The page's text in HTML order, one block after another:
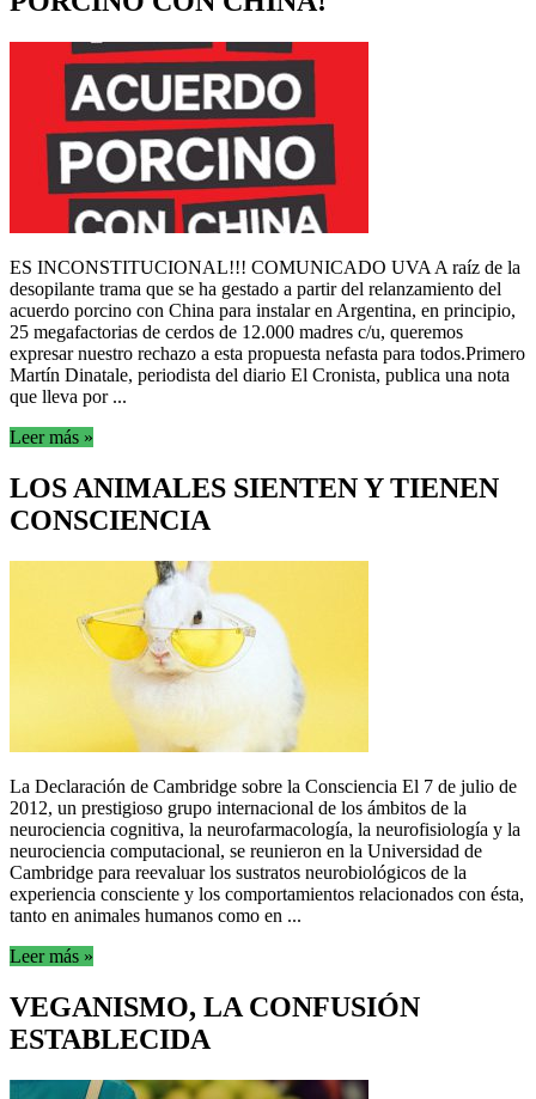
ES INCONSTITUCIONAL!!! COMUNICADO UVA A raíz de la
desopilante trama que se ha gestado a partir del relanzamiento del
acuerdo porcino con China para instalar en Argentina, en principio,
25 megafactorias de cerdos de 12.000 madres c/u, queremos
expresar nuestro rechazo a esta propuesta nefasta para todos.Primero
Martín Dinatale, periodista del diario El Cronista, publica una nota
que lleva por ...
Leer más »
LOS ANIMALES SIENTEN Y TIENEN
CONSCIENCIA
La Declaración de Cambridge sobre la Consciencia El 7 de julio de
2012, un prestigioso grupo internacional de los ámbitos de la
neurociencia cognitiva, la neurofarmacología, la neurofisiología y la
neurociencia computacional, se reunieron en la Universidad de
Cambridge para reevaluar los sustratos neurobiológicos de la
experiencia consciente y los comportamientos relacionados con ésta,
tanto en animales humanos como en ...
Leer más »
VEGANISMO, LA CONFUSIÓN
ESTABLECIDA